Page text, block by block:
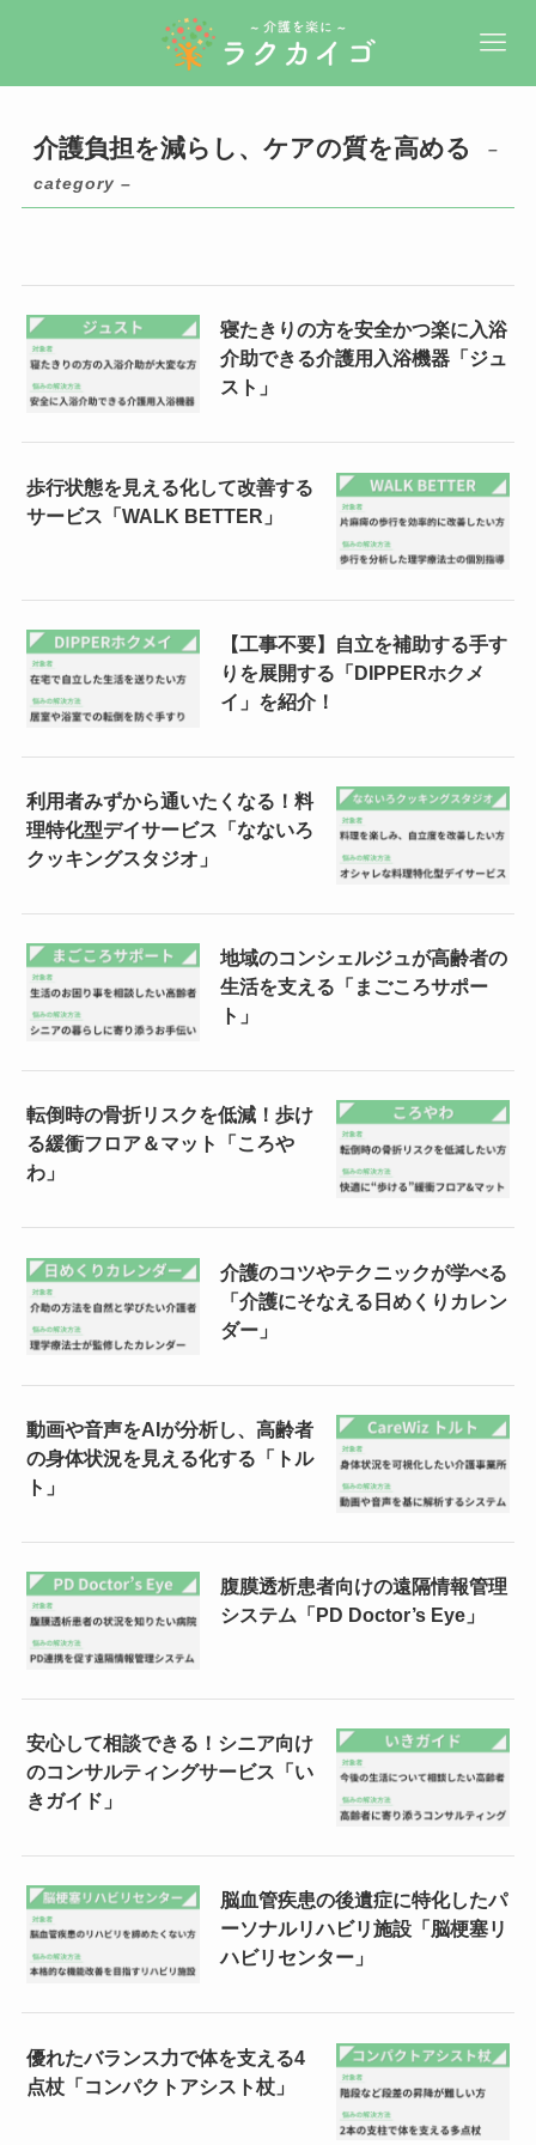
介護負担を減らし、ケアの質を高める
–
category –
寝たきりの方を安全かつ楽に入浴
介助できる介護用入浴機器「ジュ
スト」
歩行状態を見える化して改善する
サービス「WALK BETTER」
【工事不要】自立を補助する手す
りを展開する「DIPPERホクメ
イ」を紹介！
利用者みずから通いたくなる！料
理特化型デイサービス「なないろ
クッキングスタジオ」
地域のコンシェルジュが高齢者の
生活を支える「まごころサポー
ト」
転倒時の骨折リスクを低減！歩け
る緩衝フロア＆マット「ころや
わ」
介護のコツやテクニックが学べる
「介護にそなえる日めくりカレン
ダー」
動画や音声をAIが分析し、高齢者
の身体状況を見える化する「トル
ト」
腹膜透析患者向けの遠隔情報管理
システム「PD Doctor’s Eye」
安心して相談できる！シニア向け
のコンサルティングサービス「い
きガイド」
脳血管疾患の後遺症に特化したパ
ーソナルリハビリ施設「脳梗塞リ
ハビリセンター」
優れたバランス力で体を支える4
点杖「コンパクトアシスト杖」